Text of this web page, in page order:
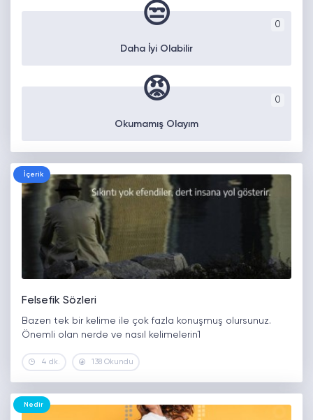
0
😒
Daha İyi Olabilir
0
😡
Okumamış Olayım
İçerik
Felsefik Sözleri
Bazen tek bir kelime ile çok fazla konuşmuş olursunuz.
Önemli olan nerde ve nasıl kelimelerin1
4 dk. 138 Okundu
Nedir